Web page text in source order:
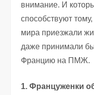
внимание. И
способствуют
мира приезжали
даже принимали
Францию на ПМЖ.
1. Француженки